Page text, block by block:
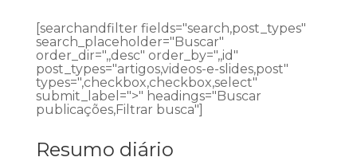
[searchandfilter fields="search,post_types"
search_placeholder="Buscar"
order_dir=",,desc" order_by=",,id"
post_types="artigos,videos-e-slides,post"
types=",checkbox,checkbox,select"
submit_label=">" headings="Buscar
publicações,Filtrar busca"]
Resumo diário